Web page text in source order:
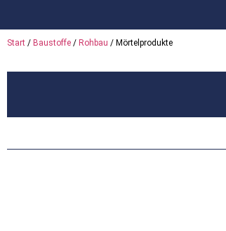
Start / Baustoffe / Rohbau / Mörtelprodukte